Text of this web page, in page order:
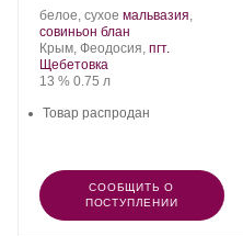
Производитель:
АО
«Золотое
поле».
белое, сухое .
Сорт
винограда:
мальвазия,
совиньон блан
Регион:
Крым, Феодосия, пгт.
Щебетовка
Крепость
13 %. Объем
0.75 л
Товар распродан
СООБЩИТЬ О
ПОСТУПЛЕНИИ